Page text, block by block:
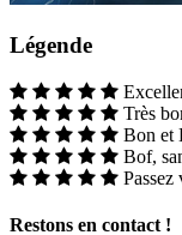
Légende
Très
Bon et
Bof,
Passez
Restons en contact !